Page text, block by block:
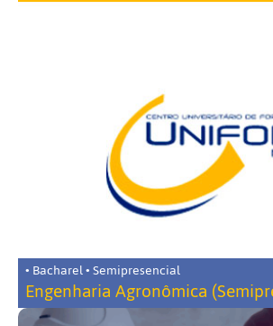
• Bacharel • Semipresencial
Engenharia Agronômica